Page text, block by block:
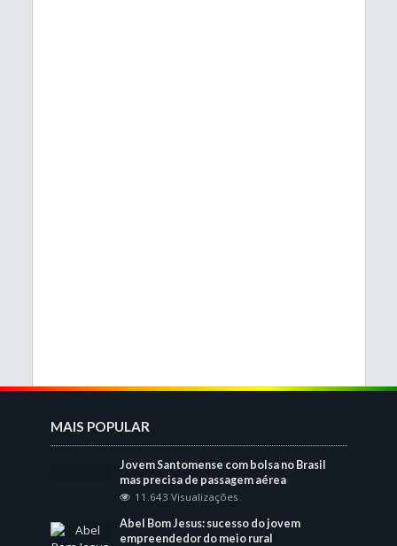
MAIS POPULAR
Jovem Santomense com bolsa no Brasil
mas precisa de passagem aérea
11.643 Visualizações
Abel Bom Jesus: sucesso do jovem
empreendedor do meio rural